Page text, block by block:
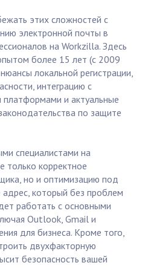
этих сложностей с
электронной почты в
на Workzilla. Здесь
более 15 лет (с 2009
локальной регистрации,
интеграцию с
и актуальные
по защите
специалистами на
только корректное
но и оптимизацию под
который без проблем
работать с основными
Outlook, Gmail и
для бизнеса. Кроме того,
двухфакторную
безопасность вашей